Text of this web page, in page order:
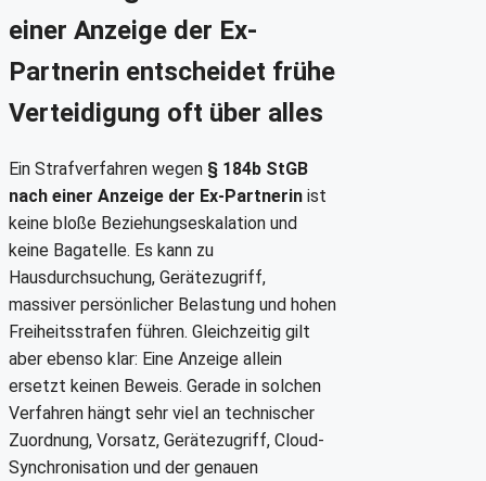
einer Anzeige der Ex-
Partnerin entscheidet frühe
Verteidigung oft über alles
Ein Strafverfahren wegen § 184b StGB
nach einer Anzeige der Ex-Partnerin ist
keine bloße Beziehungseskalation und
keine Bagatelle. Es kann zu
Hausdurchsuchung, Gerätezugriff,
massiver persönlicher Belastung und hohen
Freiheitsstrafen führen. Gleichzeitig gilt
aber ebenso klar: Eine Anzeige allein
ersetzt keinen Beweis. Gerade in solchen
Verfahren hängt sehr viel an technischer
Zuordnung, Vorsatz, Gerätezugriff, Cloud-
Synchronisation und der genauen